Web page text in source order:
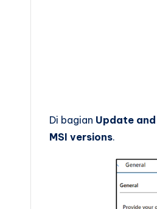
Di bagian Update
MSI versions.